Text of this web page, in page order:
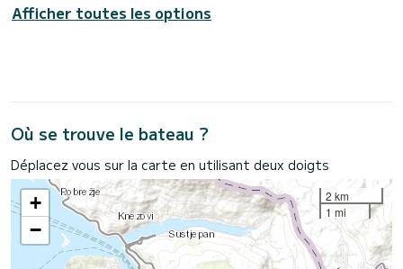
Afficher toutes les options
Où se trouve le bateau ?
Déplacez vous sur la carte en utilisant deux doigts
+
−
2 km
1 mi